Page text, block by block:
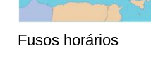
Fusos horários